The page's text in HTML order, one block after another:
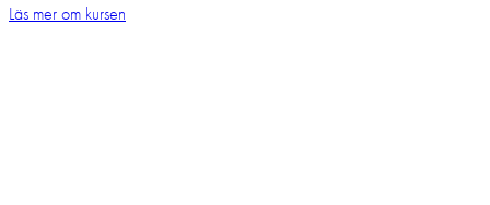
Läs mer om kursen